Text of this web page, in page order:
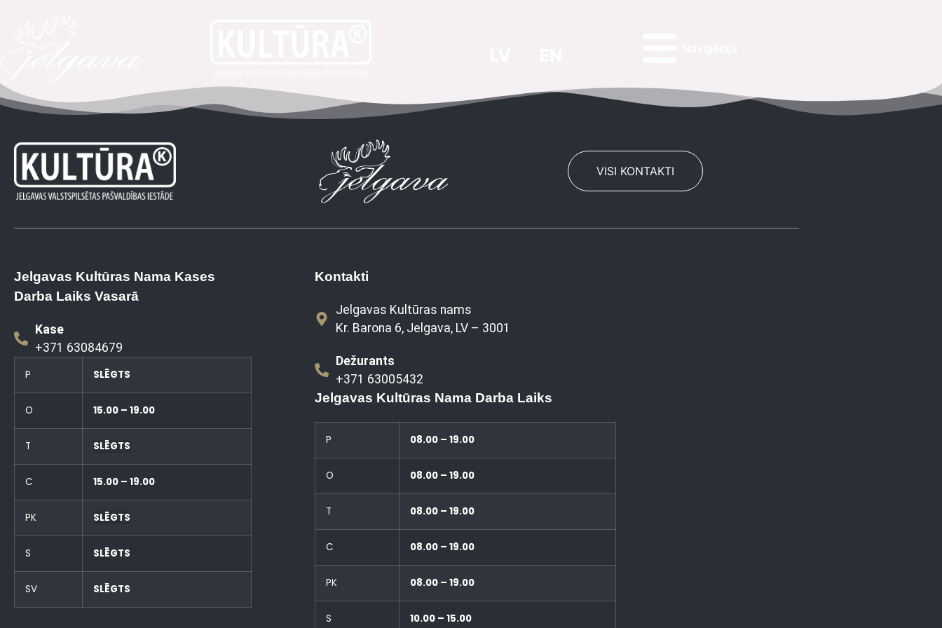
VISI KONTAKTI
Jelgavas Kultūras Nama Kases
Darba Laiks Vasarā
Kase
+371 63084679
P SLĒGTS
O 15.00 – 19.00
T SLĒGTS
C 15.00 – 19.00
PK SLĒGTS
S SLĒGTS
SV SLĒGTS
Kontakti
Jelgavas Kultūras nams
Kr. Barona 6, Jelgava, LV – 3001
Dežurants
+371 63005432
Jelgavas Kultūras Nama Darba Laiks
P 08.00 – 19.00
O 08.00 – 19.00
T 08.00 – 19.00
C 08.00 – 19.00
PK 08.00 – 19.00
S 10.00 – 15.00